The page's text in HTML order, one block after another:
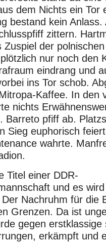
dem Nichts ein Tor
bestand kein
zittern.
Zuspiel der
nur noch den
eindrang und
ins Tor schob.
Kaffee. In den
nichts
Barreto pfiff ab.
Sieg euphorisch
wahrte.
Titel einer DDR-
und es
Nachruhm für die
Grenzen. Da ist
gegen erstklassige
erkämpft und